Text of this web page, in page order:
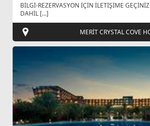
BİLGİ-REZERVASYON İÇİN İLETİŞİME
DAHİL […]
MERİT CRYSTAL COVE